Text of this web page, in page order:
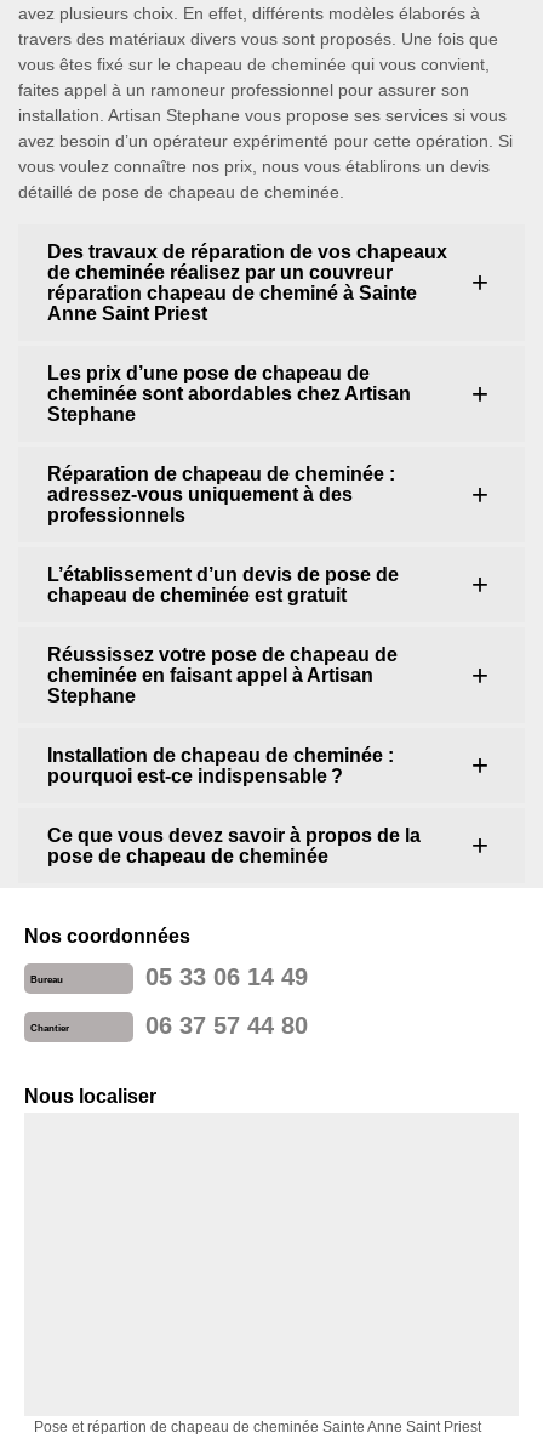
avez plusieurs choix. En effet, différents modèles élaborés à
travers des matériaux divers vous sont proposés. Une fois que
vous êtes fixé sur le chapeau de cheminée qui vous convient,
faites appel à un ramoneur professionnel pour assurer son
installation. Artisan Stephane vous propose ses services si vous
avez besoin d’un opérateur expérimenté pour cette opération. Si
vous voulez connaître nos prix, nous vous établirons un devis
détaillé de pose de chapeau de cheminée.
Des travaux de réparation de vos chapeaux
de cheminée réalisez par un couvreur
réparation chapeau de cheminé à Sainte
Anne Saint Priest
Les prix d’une pose de chapeau de
cheminée sont abordables chez Artisan
Stephane
Réparation de chapeau de cheminée :
adressez-vous uniquement à des
professionnels
L’établissement d’un devis de pose de
chapeau de cheminée est gratuit
Réussissez votre pose de chapeau de
cheminée en faisant appel à Artisan
Stephane
Installation de chapeau de cheminée :
pourquoi est-ce indispensable ?
Ce que vous devez savoir à propos de la
pose de chapeau de cheminée
Nos coordonnées
Bureau 05 33 06 14 49
Chantier 06 37 57 44 80
Nous localiser
Pose et répartion de chapeau de cheminée Sainte Anne Saint Priest